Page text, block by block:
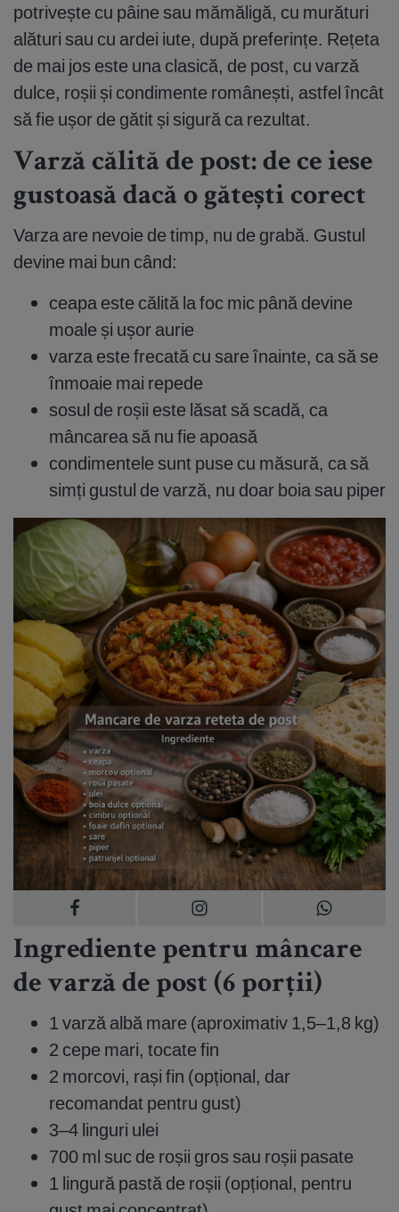
potrivește cu pâine sau mămăligă, cu murături
alături sau cu ardei iute, după preferințe. Rețeta
de mai jos este una clasică, de post, cu varză
dulce, roșii și condimente românești, astfel încât
să fie ușor de gătit și sigură ca rezultat.
Varză călită de post: de ce iese
gustoasă dacă o gătești corect
Varza are nevoie de timp, nu de grabă. Gustul
devine mai bun când:
ceapa este călită la foc mic până devine
moale și ușor aurie
varza este frecată cu sare înainte, ca să se
înmoaie mai repede
sosul de roșii este lăsat să scadă, ca
mâncarea să nu fie apoasă
condimentele sunt puse cu măsură, ca să
simți gustul de varză, nu doar boia sau piper
Ingrediente pentru mâncare
de varză de post (6 porții)
1 varză albă mare (aproximativ 1,5–1,8 kg)
2 cepe mari, tocate fin
2 morcovi, rași fin (opțional, dar
recomandat pentru gust)
3–4 linguri ulei
700 ml suc de roșii gros sau roșii pasate
1 lingură pastă de roșii (opțional, pentru